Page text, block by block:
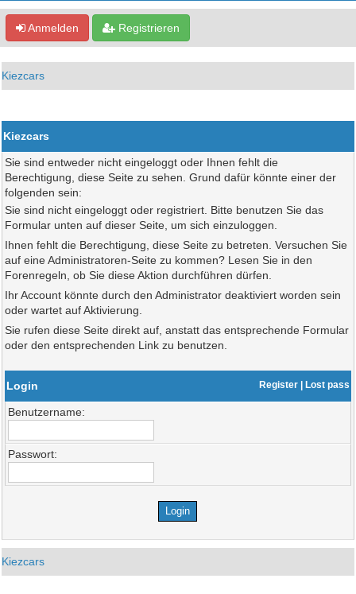
Anmelden Registrieren
Kiezcars
Kiezcars
Sie sind entweder nicht eingeloggt oder Ihnen fehlt die
Berechtigung, diese Seite zu sehen. Grund dafür könnte einer der
folgenden sein:
Sie sind nicht eingeloggt oder registriert. Bitte benutzen Sie das
Formular unten auf dieser Seite, um sich einzuloggen.
Ihnen fehlt die Berechtigung, diese Seite zu betreten. Versuchen Sie
auf eine Administratoren-Seite zu kommen? Lesen Sie in den
Forenregeln, ob Sie diese Aktion durchführen dürfen.
Ihr Account könnte durch den Administrator deaktiviert worden sein
oder wartet auf Aktivierung.
Sie rufen diese Seite direkt auf, anstatt das entsprechende Formular
oder den entsprechenden Link zu benutzen.
Login Register| Lost pass
Benutzername:
Passwort:
Kiezcars